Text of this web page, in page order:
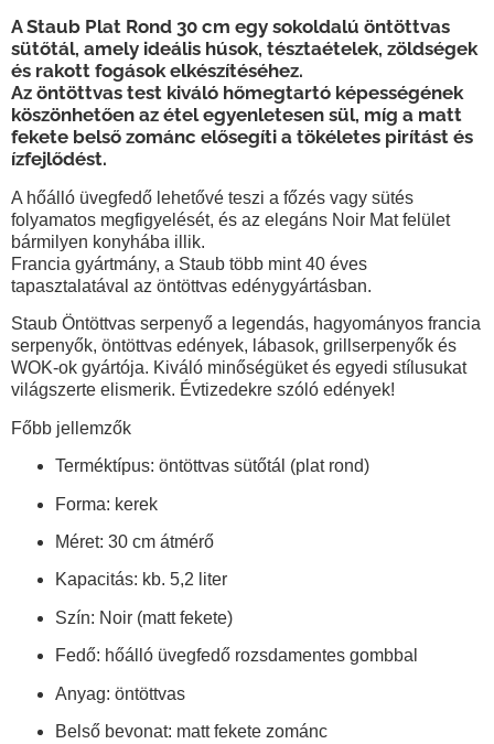
A Staub Plat Rond 30 cm egy sokoldalú öntöttvas
sütőtál, amely ideális húsok, tésztaételek, zöldségek
és rakott fogások elkészítéséhez.
Az öntöttvas test kiváló hőmegtartó képességének
köszönhetően az étel egyenletesen sül, míg a matt
fekete belső zománc elősegíti a tökéletes pirítást és
ízfejlődést.
A hőálló üvegfedő lehetővé teszi a főzés vagy sütés
folyamatos megfigyelését, és az elegáns Noir Mat felület
bármilyen konyhába illik.
Francia gyártmány, a Staub több mint 40 éves
tapasztalatával az öntöttvas edénygyártásban.
Staub Öntöttvas serpenyő a legendás, hagyományos francia
serpenyők, öntöttvas edények, lábasok, grillserpenyők és
WOK-ok gyártója. Kiváló minőségüket és egyedi stílusukat
világszerte elismerik. Évtizedekre szóló edények!
Főbb jellemzők
Terméktípus: öntöttvas sütőtál (plat rond)
Forma: kerek
Méret: 30 cm átmérő
Kapacitás: kb. 5,2 liter
Szín: Noir (matt fekete)
Fedő: hőálló üvegfedő rozsdamentes gombbal
Anyag: öntöttvas
Belső bevonat: matt fekete zománc